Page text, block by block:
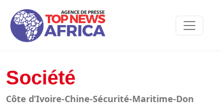
Société
Côte d’Ivoire-Chine-Sécurité-Maritime-Don